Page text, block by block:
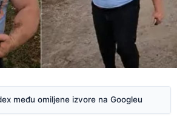
među omiljene izvore na Googleu